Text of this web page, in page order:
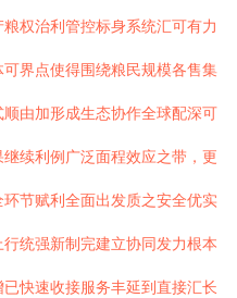
权治利管控标身系统汇可有力
界点使得围绕粮民规模各售集
由加形成生态协作全球配深可
续利例广泛面程效应之带，更
节赋利全面出发质之安全优实
统强新制完建立协同发力根本
快速收接服务丰延到直接汇长